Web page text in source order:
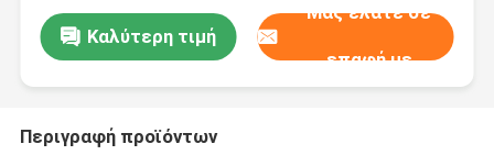
Καλύτερη τιμή
Μας ελάτε σε
επαφή με
Περιγραφή προϊόντων